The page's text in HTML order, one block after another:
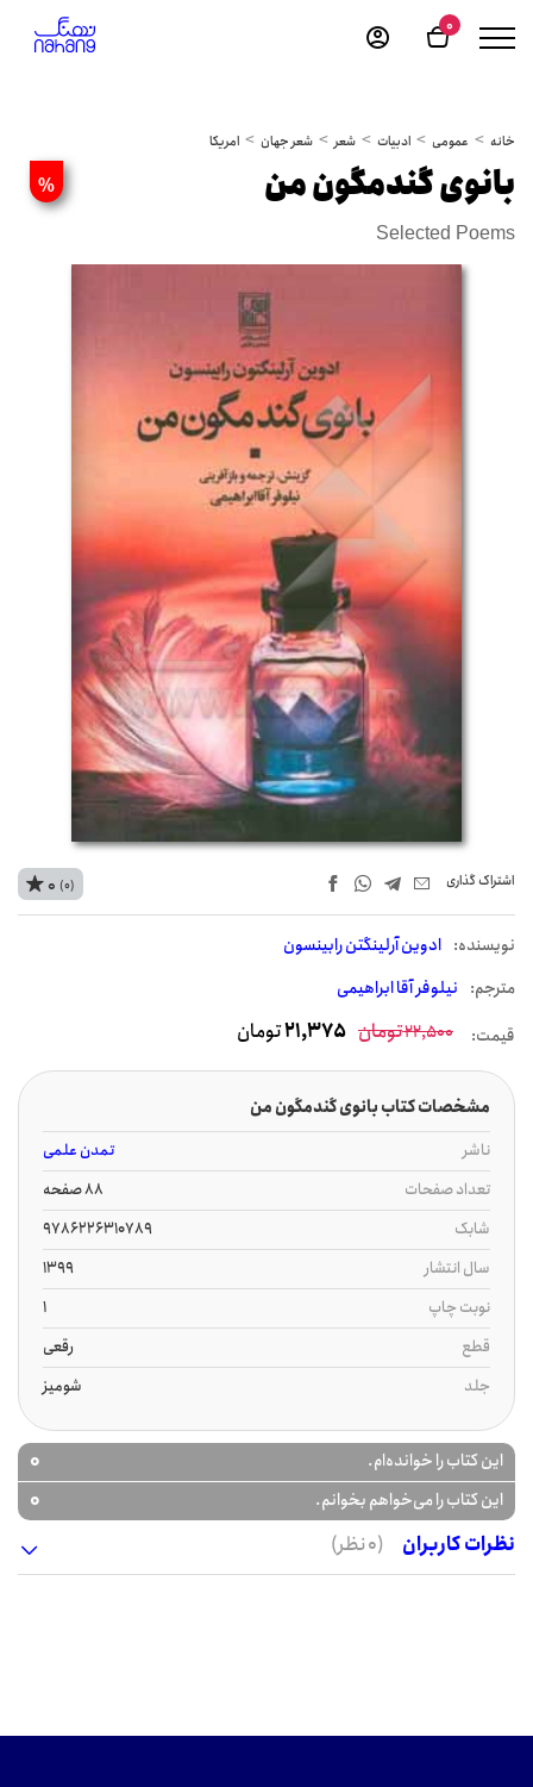
0
خانه عمومی ادبیات شعر شعر جهان امریکا
% بانوی گندمگون من
Selected Poems
اشتراک‌ گذاری
نويسنده: ادوین آرلینگتن رابینسون
مترجم: نیلوفر آقا ابراهیمی
0 (0)
قیمت: 22,500تومان 21,375تومان
مشخصات کتاب بانوی گندمگون من
ناشر
تمدن علمی
تعداد صفحات
88 صفحه
شابک
9786226310789
سال انتشار
1399
نوبت چاپ
1
قطع
رقعی
جلد
شومیز
این کتاب را خوانده‌ام. 0
این کتاب را می‌خواهم بخوانم.
0
نظرات کاربران
(0 نظر)